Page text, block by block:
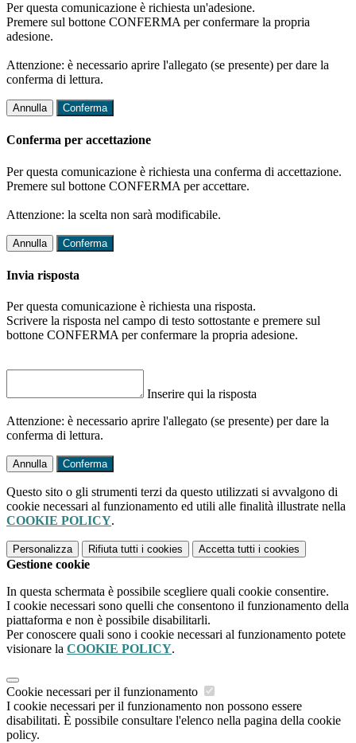
Per questa comunicazione è richiesta un'adesione.
Premere sul bottone CONFERMA per confermare la propria
adesione.
Attenzione: è necessario aprire l'allegato (se presente) per dare la
conferma di lettura.
Annulla Conferma
Conferma per accettazione
Per questa comunicazione è richiesta una conferma di accettazione.
Premere sul bottone CONFERMA per accettare.
Attenzione: la scelta non sarà modificabile.
Annulla Conferma
Invia risposta
Per questa comunicazione è richiesta una risposta.
Scrivere la risposta nel campo di testo sottostante e premere sul
bottone CONFERMA per confermare la propria adesione.
Inserire qui la risposta
Attenzione: è necessario aprire l'allegato (se presente) per dare la
conferma di lettura.
Annulla Conferma
Questo sito o gli strumenti terzi da questo utilizzati si avvalgono di
cookie necessari al funzionamento ed utili alle finalità illustrate nella
COOKIE POLICY.
Personalizza Rifiuta tutti i cookies Accetta tutti i cookies
Gestione cookie
In questa schermata è possibile scegliere quali cookie consentire.
I cookie necessari sono quelli che consentono il funzionamento della
piattaforma e non è possibile disabilitarli.
Per conoscere quali sono i cookie necessari al funzionamento potete
visionare la COOKIE POLICY.
Cookie necessari per il funzionamento
I cookie necessari per il funzionamento non possono essere
disabilitati. È possibile consultare l'elenco nella pagina della cookie
policy.